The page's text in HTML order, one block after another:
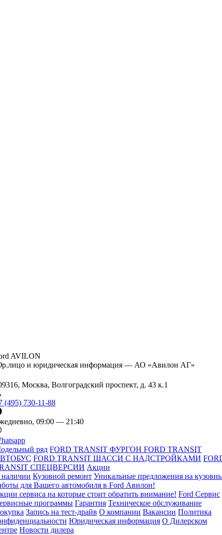
AVILON
и юридическая информация — АО «Авилон АГ»
Москва, Волгоградский проспект, д. 43 к.1
(495) 730-11-88
09:00 — 21:40
ряд FORD TRANSIT ФУРГОН FORD TRANSIT
FORD TRANSIT ШАССИ С НАДСТРОЙКАМИ
СПЕЦВЕРСИИ Акции
Кузовной ремонт Уникальные предложения на
для Вашего автомобиля в Ford Авилон!
сервиса на которые стоит обратить внимание! Ford Сервис
программы Гарантия Техническое обслуживание
Запись на тест-драйв О компании Вакансии Политика
Юридическая информация О Дилерском
Новости дилера